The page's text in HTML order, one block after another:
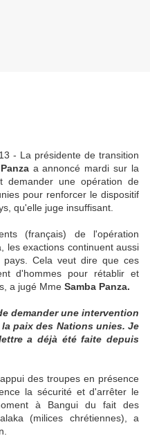
- La présidente de transition
a annoncé mardi sur la
demander une opération de
pour renforcer le dispositif
qu'elle juge insuffisant.
(français) de l'opération
les exactions continuent aussi
Cela veut dire que ces
d'hommes pour rétablir et
a jugé Mme Samba Panza.
demander une intervention
paix des Nations unies. Je
a déjà été faite depuis
des troupes en présence
la sécurité et d'arrêter le
à Bangui du fait des
(milices chrétiennes), a